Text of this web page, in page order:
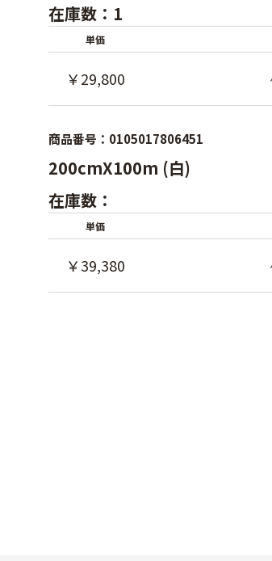
在庫数：1
単価
￥29,800
商品番号：0105017806451
200cmX100m (白)
在庫数：
単価
￥39,380